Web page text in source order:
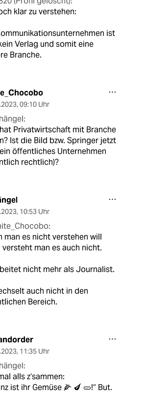
klar zu verstehen:
ist
Verlag und somit eine
Branche.
, 09:10 Uhr
Privatwirtschaft mit Branche
Ist die Bild bzw. Springer jetzt
öffentliches Unternehmen
rechtlich)?
, 10:53 Uhr
man es nicht verstehen will
versteht man es auch nicht.
nicht mehr als Journalist.
auch nicht in den
Bereich.
, 11:35 Uhr
alls z‘sammen:
ist ihr Gemüse 🌽 🍆 🥒!“ But.